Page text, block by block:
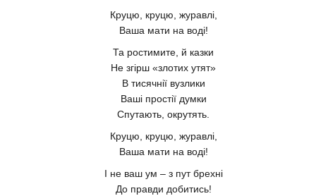
Круцю, круцю, журавлі,
Ваша мати на воді!
Та ростимите, й казки
Не згірш «злотих утят»
В тисячнії вузлики
Ваші простії думки
Спутають, окрутять.
Круцю, круцю, журавлі,
Ваша мати на воді!
І не ваш ум – з пут брехні
До правди добитись!